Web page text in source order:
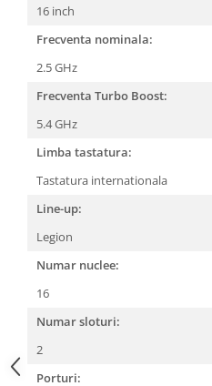
16 inch
Frecventa nominala:
2.5 GHz
Frecventa Turbo Boost:
5.4 GHz
Limba tastatura:
Tastatura internationala
Line-up:
Legion
Numar nuclee:
16
Numar sloturi:
2
Porturi: